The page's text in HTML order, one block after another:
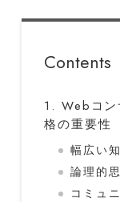
Contents
1. Webコン
格の重要性
幅広い
論理的
コミュ